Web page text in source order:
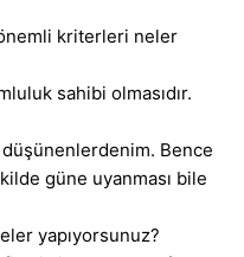
kriterleri neler
sahibi olmasıdır.
düşünenlerdenim. Bence
güne uyanması bile
yapıyorsunuz?